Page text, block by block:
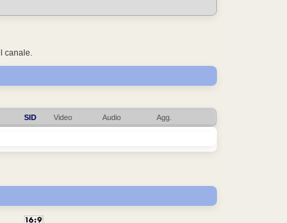
canale.
SID Video Audio Agg.